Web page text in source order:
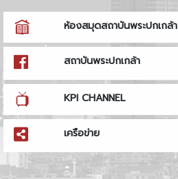
ห้องสมุดสถาบันพระปกเกล้า
สถาบันพระปกเกล้า
KPI CHANNEL
เครือข่าย